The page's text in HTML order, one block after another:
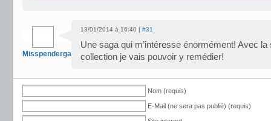
Misspendergast
13/01/2014 à 16:40 | #31
Une saga qui m’intéresse énormément! Avec la
collection je vais pouvoir y remédier!
Nom (requis)
E-Mail (ne sera pas publié) (requis)